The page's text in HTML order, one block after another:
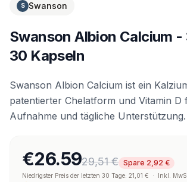
S Swanson
Swanson Albion Calcium
30 Kapseln
Swanson Albion Calcium ist ein
patentierter Chelatform und Vitamin D
Aufnahme und tägliche Unterstützung.
€26.5929,51 € Spare 2,92 €
Niedrigster Preis der letzten 30 Tage: 21,01 € · Inkl.